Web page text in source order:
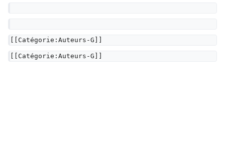
[[Catégorie:Auteurs-G]]
[[Catégorie:Auteurs-G]]